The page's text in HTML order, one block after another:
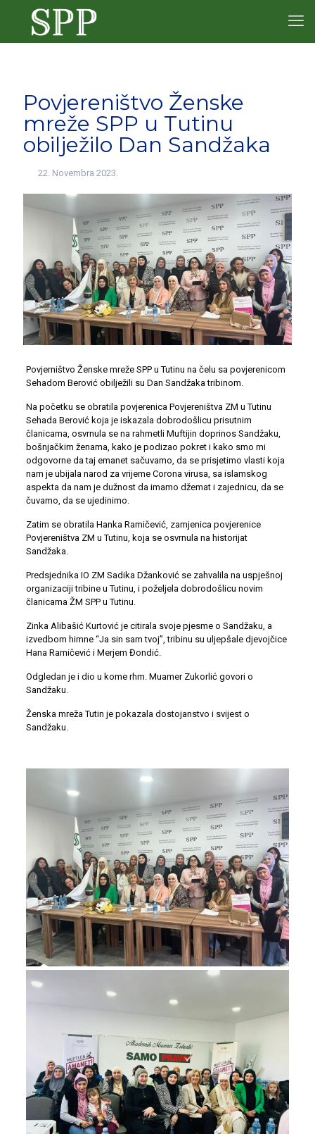
Povjereništvo Ženske
mreže SPP u Tutinu
obilježilo Dan Sandžaka
22. Novembra 2023.
Povjerništvo Ženske mreže SPP u Tutinu na čelu sa povjerenicom
Sehadom Berović obilježili su Dan Sandžaka tribinom.
Na početku se obratila povjerenica Povjereništva ZM u Tutinu
Sehada Berović koja je iskazala dobrodošlicu prisutnim
članicama, osvrnula se na rahmetli Muftijin doprinos Sandžaku,
bošnjačkim ženama, kako je podizao pokret i kako smo mi
odgovorne da taj emanet sačuvamo, da se prisjetimo vlasti koja
nam je ubijala narod za vrijeme Corona virusa, sa islamskog
aspekta da nam je dužnost da imamo džemat i zajednicu, da se
čuvamo, da se ujedinimo.
Zatim se obratila Hanka Ramičević, zamjenica povjerenice
Povjereništva ZM u Tutinu, koja se osvrnula na historijat
Sandžaka.
Predsjednika IO ZM Sadika Džanković se zahvalila na uspješnoj
organizaciji tribine u Tutinu, i poželjela dobrodošlicu novim
članicama ŽM SPP u Tutinu.
Zinka Alibašić Kurtović je citirala svoje pjesme o Sandžaku, a
izvedbom himne “Ja sin sam tvoj”, tribinu su uljepšale djevojčice
Hana Ramičević i Merjem Đondić.
Odgledan je i dio u kome rhm. Muamer Zukorlić govori o
Sandžaku.
Ženska mreža Tutin je pokazala dostojanstvo i svijest o
Sandžaku.